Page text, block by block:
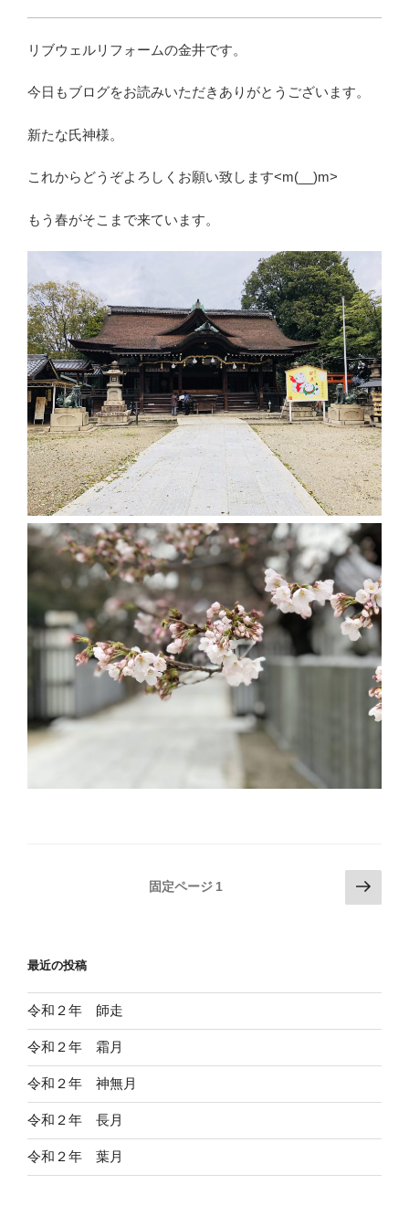
リブウェルリフォームの金井です。
今日もブログをお読みいただきありがとうございます。
新たな氏神様。
これからどうぞよろしくお願い致します<m(__)m>
もう春がそこまで来ています。
ペ
ジ
送
り
固定ページ 1
次
の
最近の投稿
令和２年 師走
令和２年 霜月
令和２年 神無月
令和２年 長月
令和２年 葉月